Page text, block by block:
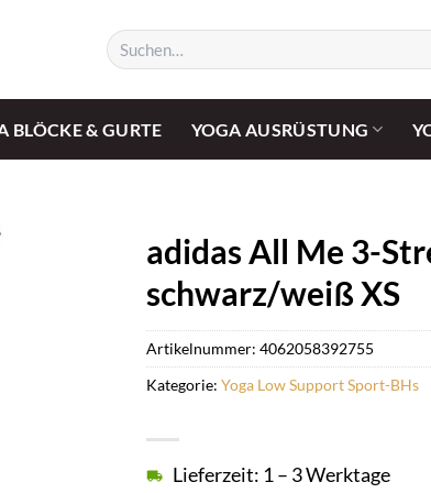
Suchen
nach:
BLÖCKE & GURTE YOGA AUSRÜSTUNG
adidas All Me 3-
schwarz/weiß XS
Lieferzeit: 1 – 3 Werktage
Artikelnummer:4062058392755
Kategorie:Yoga Low Support Sport-BHs